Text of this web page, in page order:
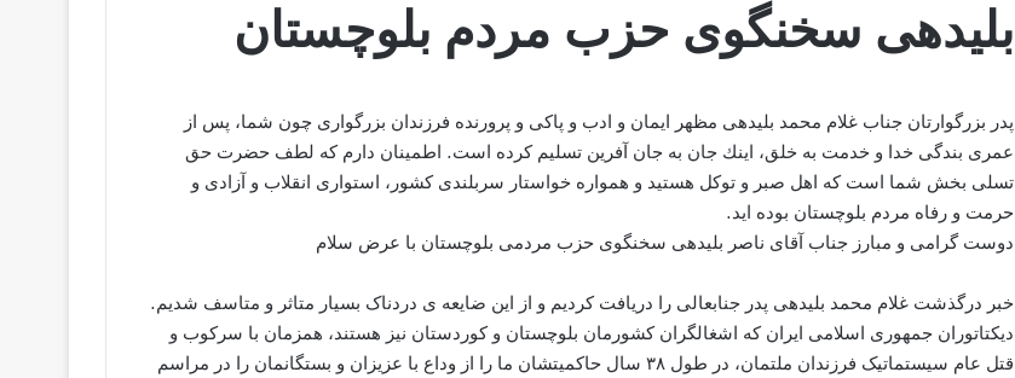
بلیدهی سخنگوی حزب مردم بلوچستان
پدر بزرگوارتان جناب غلام محمد بلیدهی مظهر ايمان و ادب و پاكی و پرورنده فرزندان بزرگواری چون شما، پس از
عمری بندگی خدا و خدمت به خلق، اينك جان به جان آفرين تسليم كرده است. اطمينان دارم كه لطف حضرت حق
تسلی بخش شما است كه اهل صبر و توكل هستيد و همواره خواستار سربلندی كشور، استواری انقلاب و آزادی و
حرمت و رفاه مردم بلوچستان بوده ايد.
دوست گرامی و مبارز جناب آقای ناصر بلیدهی سخنگوی حزب مردمی بلوچستان با عرض سلام
خبر درگذشت غلام محمد بلیدهی پدر جنابعالی را دریافت کردیم و از این ضایعه ی دردناک بسیار متاثر و متاسف شدیم.
دیکتاتوران جمهوری اسلامی ایران که اشغالگران کشورمان بلوچستان و کوردستان نیز هستند، همزمان با سرکوب و
قتل عام سیستماتیک فرزندان ملتمان، در طول ٣٨ سال حاکمیتشان ما را از وداع با عزیزان و بستگانمان را در مراسم